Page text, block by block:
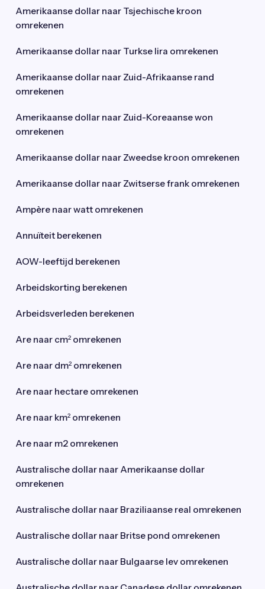
Amerikaanse dollar naar Tsjechische kroon
omrekenen
Amerikaanse dollar naar Turkse lira omrekenen
Amerikaanse dollar naar Zuid-Afrikaanse rand
omrekenen
Amerikaanse dollar naar Zuid-Koreaanse won
omrekenen
Amerikaanse dollar naar Zweedse kroon omrekenen
Amerikaanse dollar naar Zwitserse frank omrekenen
Ampère naar watt omrekenen
Annuïteit berekenen
AOW-leeftijd berekenen
Arbeidskorting berekenen
Arbeidsverleden berekenen
Are naar cm² omrekenen
Are naar dm² omrekenen
Are naar hectare omrekenen
Are naar km² omrekenen
Are naar m2 omrekenen
Australische dollar naar Amerikaanse dollar
omrekenen
Australische dollar naar Braziliaanse real omrekenen
Australische dollar naar Britse pond omrekenen
Australische dollar naar Bulgaarse lev omrekenen